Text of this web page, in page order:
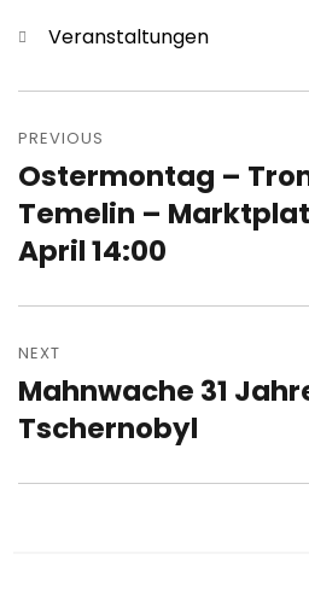
Categories
Veranstaltungen
navigation
PREVIOUS
Previous
post:
Ostermontag –
Temelin –
April 14:00
NEXT
Next
post:
Mahnwache 31
Tschernobyl